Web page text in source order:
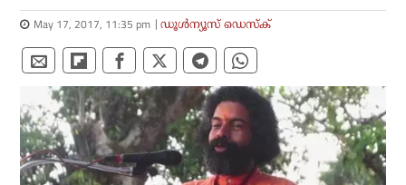
May 17, 2017, 11:35 pm ഡൂള്‍ന്യൂസ് ഡെസ്‌ക്